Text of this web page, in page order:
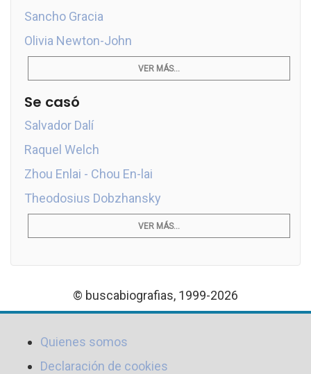
Sancho Gracia
Olivia Newton-John
VER MÁS...
Se casó
Salvador Dalí
Raquel Welch
Zhou Enlai - Chou En-lai
Theodosius Dobzhansky
VER MÁS...
© buscabiografias, 1999-2026
Quienes somos
Declaración de cookies